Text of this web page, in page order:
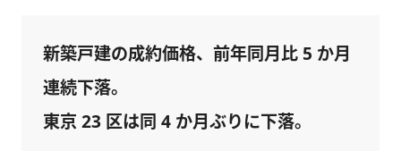
新築戸建の成約価格、前年同月比 5 か月
連続下落。
東京 23 区は同 4 か月ぶりに下落。